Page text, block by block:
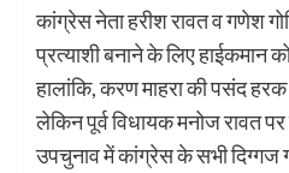
कांग्रेस नेता हरीश रावत व गणेश
प्रत्याशी बनाने के लिए हाईकमान
हालांकि, करण माहरा की पसंद
लेकिन पूर्व विधायक मनोज रावत
उपचुनाव में कांग्रेस के सभी दिग्गज